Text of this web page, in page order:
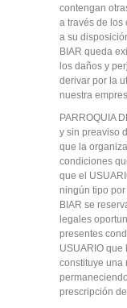
contengan
a través de los
a su
BIAR queda
los daños y
derivar por la
nuestra
PARROQUIA
y sin preaviso
que la
condiciones
que el
ningún tipo por
BIAR se
legales
presentes
USUARIO que
constituye una
prescripción